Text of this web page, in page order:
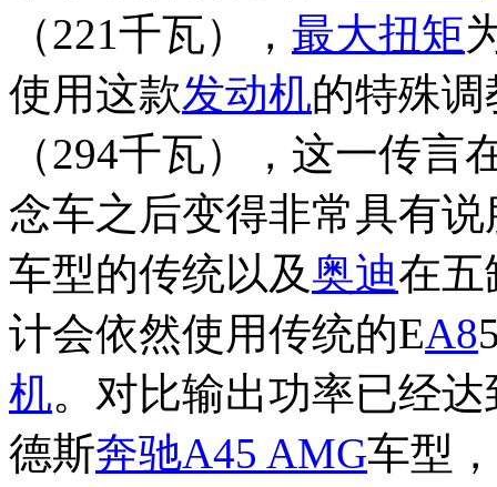
（221千瓦）， 最大扭矩
使用这款发动机的特殊
（294千瓦），这一传言
念车之后变得非常具有
车型的传统以及奥迪在五
计会依然使用传统的EA8
机。对比输出功率已经
德斯奔驰A45 AMG车型